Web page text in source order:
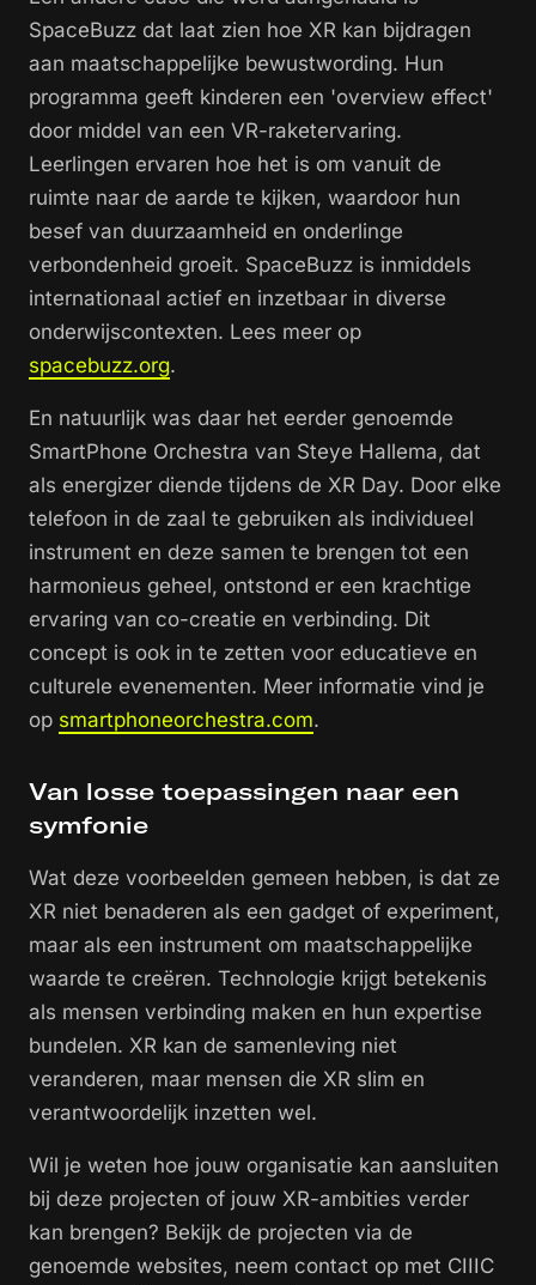
SpaceBuzz dat laat zien hoe XR kan bijdragen
aan maatschappelijke bewustwording. Hun
programma geeft kinderen een 'overview effect'
door middel van een VR-raketervaring.
Leerlingen ervaren hoe het is om vanuit de
ruimte naar de aarde te kijken, waardoor hun
besef van duurzaamheid en onderlinge
verbondenheid groeit. SpaceBuzz is inmiddels
internationaal actief en inzetbaar in diverse
onderwijscontexten. Lees meer op
spacebuzz.org.
En natuurlijk was daar het eerder genoemde
SmartPhone Orchestra van Steye Hallema, dat
als energizer diende tijdens de XR Day. Door elke
telefoon in de zaal te gebruiken als individueel
instrument en deze samen te brengen tot een
harmonieus geheel, ontstond er een krachtige
ervaring van co-creatie en verbinding. Dit
concept is ook in te zetten voor educatieve en
culturele evenementen. Meer informatie vind je
op smartphoneorchestra.com.
Van losse toepassingen naar een
symfonie
Wat deze voorbeelden gemeen hebben, is dat ze
XR niet benaderen als een gadget of experiment,
maar als een instrument om maatschappelijke
waarde te creëren. Technologie krijgt betekenis
als mensen verbinding maken en hun expertise
bundelen. XR kan de samenleving niet
veranderen, maar mensen die XR slim en
verantwoordelijk inzetten wel.
Wil je weten hoe jouw organisatie kan aansluiten
bij deze projecten of jouw XR-ambities verder
kan brengen? Bekijk de projecten via de
genoemde websites, neem contact op met CIIIC